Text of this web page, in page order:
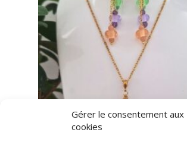
Gérer le consentement aux
cookies